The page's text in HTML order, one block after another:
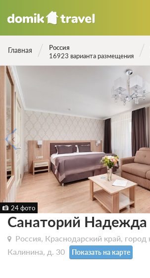
Главная
Россия
16923 варианта размещения
24 фото
Санаторий Надежда
Россия, Краснодарский край, город
Калинина, д. 30
Показать на карте